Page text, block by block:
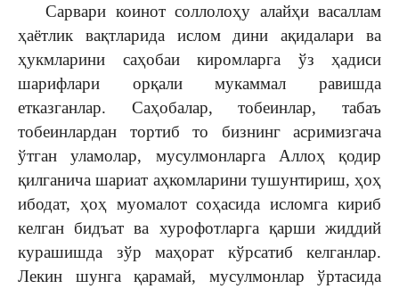
Сарвари коинот соллолоҳу алайҳи васаллам
ҳаётлик вақтларида ислом дини ақидалари ва
ҳукмларини саҳобаи киромларга ўз ҳадиси
шарифлари орқали мукаммал равишда
етказганлар. Саҳобалар, тобеинлар, табаъ
тобеинлардан тортиб то бизнинг асримизгача
ўтган уламолар, мусулмонларга Аллоҳ қодир
қилганича шариат аҳкомларини тушунтириш, ҳоҳ
ибодат, ҳоҳ муомалот соҳасида исломга кириб
келган бидъат ва хурофотларга қарши жиддий
курашишда зўр маҳорат кўрсатиб келганлар.
Лекин шунга қарамай, мусулмонлар ўртасида